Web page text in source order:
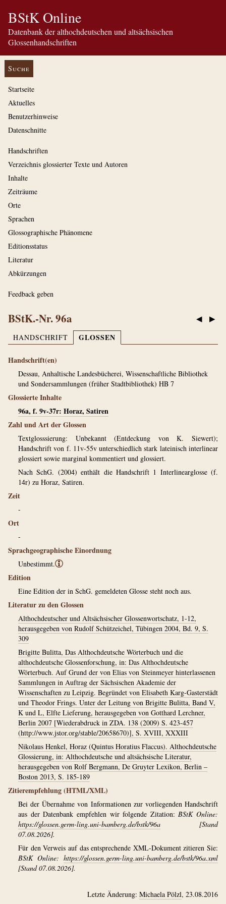
BStK Online
Datenbank der althochdeutschen und altsächsischen
Glossenhandschriften
Suche
Startseite
Aktuelles
Benutzerhinweise
Datenschnitte
Handschriften
Verzeichnis glossierter Texte und Autoren
Inhalte
Zeiträume
Orte
Sprachen
Glossographische Phänomene
Editionsstatus
Literatur
Abkürzungen
Feedback geben
◀ ▶
BStK.-Nr. 96a
HANDSCHRIFT GLOSSEN
Handschrift(en)
Dessau, Anhaltische Landesbücherei, Wissenschaftliche Bibliothek
und Sondersammlungen (früher Stadtbibliothek) HB 7
Glossierte Inhalte
96a, f. 9v-37r: Horaz, Satiren
Zahl und Art der Glossen
Textglosssierung: Unbekannt (Entdeckung von K. Siewert);
Handschrift von f. 11v-55v unterschiedlich stark lateinisch interlinear
glossiert sowie marginal kommentiert und glossiert.
Nach SchG. (2004) enthält die Handschrift 1 Interlinearglosse (f.
14r) zu Horaz, Satiren.
Zeit
-
Ort
-
Sprachgeographische Einordnung
Unbestimmt.ⓘ
Edition
Eine Edition der in SchG. gemeldeten Glosse steht noch aus.
Literatur zu den Glossen
Althochdeutscher und Altsächsischer Glossenwortschatz, 1-12,
herausgegeben von Rudolf Schützeichel, Tübingen 2004, Bd. 9, S.
309
Brigitte Bulitta, Das Althochdeutsche Wörterbuch und die
althochdeutsche Glossenforschung, in: Das Althochdeutsche
Wörterbuch. Auf Grund der von Elias von Steinmeyer hinterlassenen
Sammlungen in Auftrag der Sächsischen Akademie der
Wissenschaften zu Leipzig. Begründet von Elisabeth Karg-Gasterstädt
und Theodor Frings. Unter der Leitung von Brigitte Bulitta, Band V,
K und L, Elfte Lieferung, herausgegeben von Gotthard Lerchner,
Berlin 2007 [Wiederabdruck in ZDA. 138 (2009) S. 423-457
(http://www.jstor.org/stable/20658670)], S. XVIII, XXXIII
Nikolaus Henkel, Horaz (Quintus Horatius Flaccus). Althochdeutsche
Glossierung, in: Althochdeutsche und altsächsische Literatur,
herausgegeben von Rolf Bergmann, De Gruyter Lexikon, Berlin –
Boston 2013, S. 185-189
Zitierempfehlung (HTML/XML)
Bei der Übernahme von Informationen zur vorliegenden Handschrift
aus der Datenbank empfehlen wir folgende Zitation:BStK Online:
https://glossen.germ-ling.uni-bamberg.de/bstk/96a [Stand
07.08.2026].
Für den Verweis auf das entsprechende XML-Dokument zitieren Sie:
BStK Online: https://glossen.germ-ling.uni-bamberg.de/bstk/96a.xml
[Stand 07.08.2026].
Letzte Änderung: Michaela Pölzl, 23.08.2016